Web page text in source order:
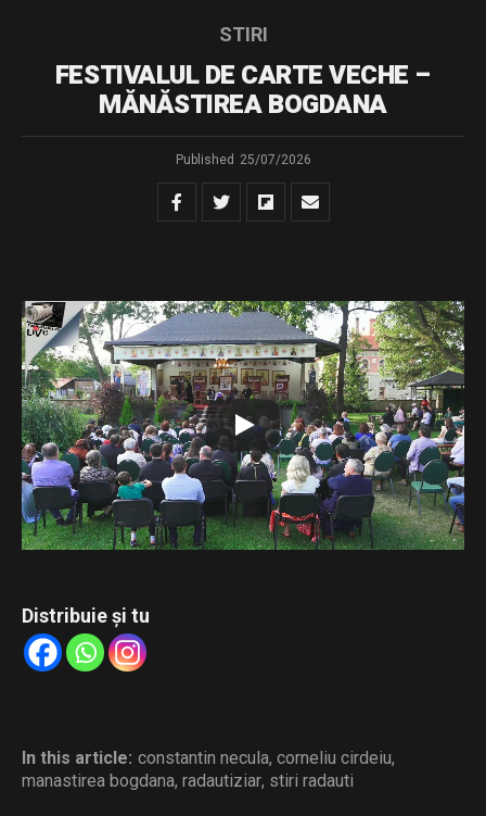
STIRI
FESTIVALUL DE CARTE VECHE –
MĂNĂSTIREA BOGDANA
Published 25/07/2026
Urmăriți transmisiunea LIVE de la Mănăstirea Bogdana a
celei de-a doua ediții a Festivalului de Carte Veche
„Tipăriturile bisericești – punte între trecut, prezent și
viitor”.
Conferința susținută de părintele Constantin Necula,
intitulată „Cartea scrisă – remediul duhovnicesc al
însingurării culturale”, și recitalul de muzică veche susținut
de părintele arhidiacon Ieremia Sărmaș.
Distribuie și tu
In this article: constantin necula, corneliu cirdeiu,
manastirea bogdana, radautiziar, stiri radauti